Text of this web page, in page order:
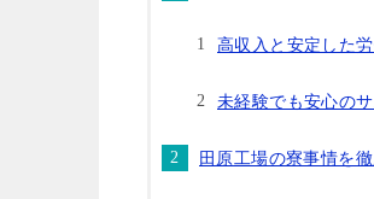
高収入と安定した
未経験でも安心の
田原工場の寮事情を